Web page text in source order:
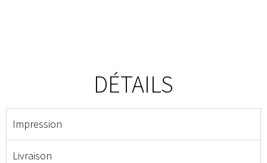
DÉTAILS
Impression
Livraison